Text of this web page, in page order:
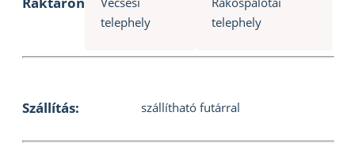
telephely
telephely
Szállítás: szállítható futárral